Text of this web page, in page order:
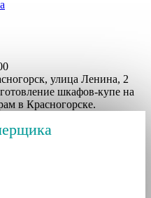
улица Ленина, 2
шкафов-купе на
в Красногорске.